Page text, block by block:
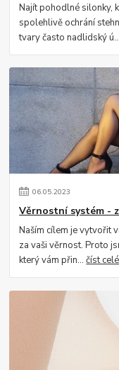
Najít pohodlné silonky,
spolehlivě ochrání
tvary často nadlidský
06.05.2023
Věrnostní systém -
Naším cílem je vytvořit
za vaši věrnost. Proto
který vám přin...číst celé